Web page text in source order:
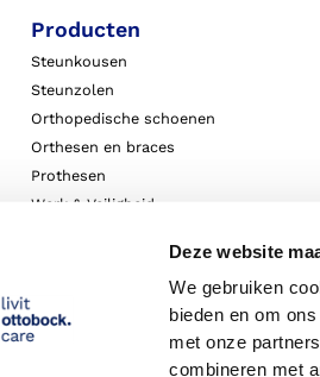
Deze website
We gebruiken
bieden en om
met onze
combineren met
Producten
Steunkousen
Steunzolen
Orthopedische schoenen
Orthesen en braces
Prothesen
Werk & Veiligheid